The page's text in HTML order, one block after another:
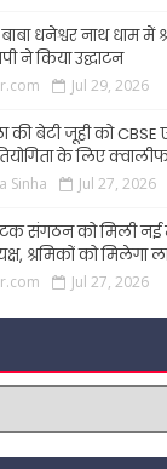
धनेश्वर नाथ धाम
ने किया उद्घाटन
Jul 29, 2026
की बेटी जूही को
के लिए
Sinha Jul 27, 2026
संगठन को मिली नई
श्रमिकों को मिलेगा
Jul 27, 2026